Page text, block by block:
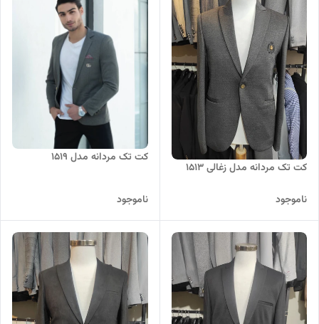
کت تک مردانه مدل زغالی 1513
ناموجود
کت تک مردانه مدل 1519
ناموجود